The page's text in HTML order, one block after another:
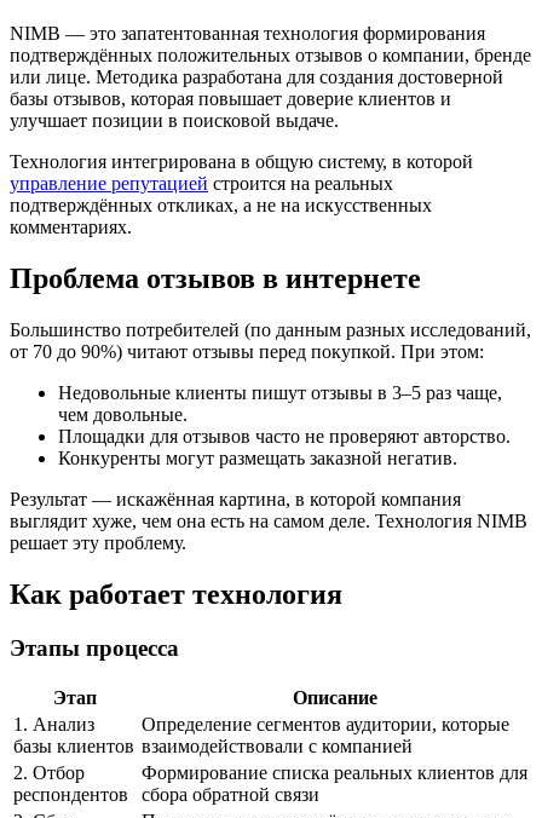
NIMB — это запатентованная технология формирования
подтверждённых положительных отзывов о компании, бренде
или лице. Методика разработана для создания достоверной
базы отзывов, которая повышает доверие клиентов и
улучшает позиции в поисковой выдаче.
Технология интегрирована в общую систему, в которой
управление репутацией строится на реальных
подтверждённых откликах, а не на искусственных
комментариях.
Проблема отзывов в интернете
Большинство потребителей (по данным разных исследований,
от 70 до 90%) читают отзывы перед покупкой. При этом:
Недовольные клиенты пишут отзывы в 3–5 раз чаще,
чем довольные.
Площадки для отзывов часто не проверяют авторство.
Конкуренты могут размещать заказной негатив.
Результат — искажённая картина, в которой компания
выглядит хуже, чем она есть на самом деле. Технология NIMB
решает эту проблему.
Как работает технология
Этапы процесса
Этап
Описание
1. Анализ
базы клиентов
Определение сегментов аудитории, которые
взаимодействовали с компанией
2. Отбор
респондентов
Формирование списка реальных клиентов для
сбора обратной связи